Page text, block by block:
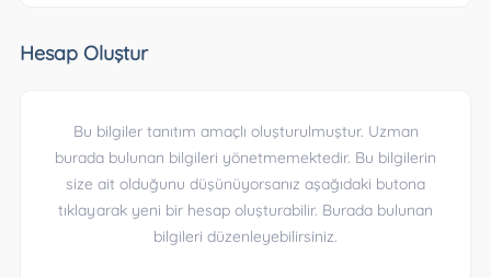
Hesap Oluştur
Bu bilgiler tanıtım amaçlı oluşturulmuştur. Uzman
burada bulunan bilgileri yönetmemektedir. Bu bilgilerin
size ait olduğunu düşünüyorsanız aşağıdaki butona
tıklayarak yeni bir hesap oluşturabilir. Burada bulunan
bilgileri düzenleyebilirsiniz.